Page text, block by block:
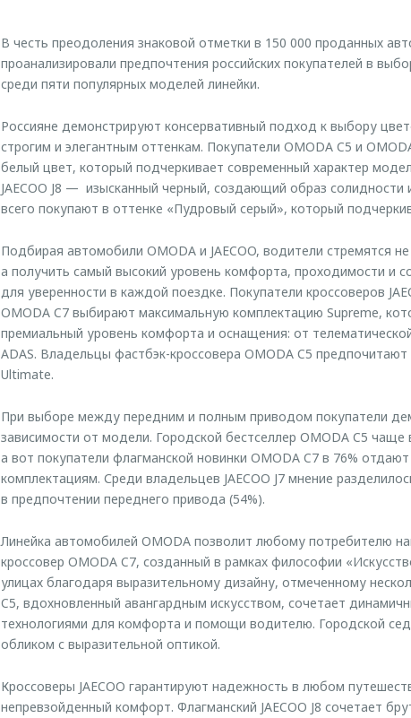
В честь преодоления знаковой отметки в 150 000 проданных
проанализировали предпочтения российских покупателей в
среди пяти популярных моделей линейки.
Россияне демонстрируют консервативный подход к выбору
строгим и элегантным оттенкам. Покупатели OMODA C5 и
белый цвет, который подчеркивает современный характер
JAECOO J8 — изысканный черный, создающий образ солидности
всего покупают в оттенке «Пудровый серый», который
Подбирая автомобили OMODA и JAECOO, водители стремятся
а получить самый высокий уровень комфорта, проходимости и
для уверенности в каждой поездке. Покупатели кроссоверов
OMODA C7 выбирают максимальную комплектацию Supreme,
премиальный уровень комфорта и оснащения: от
ADAS. Владельцы фастбэк-кроссовера OMODA C5
Ultimate.
При выборе между передним и полным приводом покупатели
зависимости от модели. Городской бестселлер OMODA C5
а вот покупатели флагманской новинки OMODA C7 в 76%
комплектациям. Среди владельцев JAECOO J7 мнение
в предпочтении переднего привода (54%).
Линейка автомобилей OMODA позволит любому потребителю
кроссовер OMODA C7, созданный в рамках философии
улицах благодаря выразительному дизайну, отмеченному
C5, вдохновленный авангардным искусством, сочетает
технологиями для комфорта и помощи водителю. Городской
обликом с выразительной оптикой.
Кроссоверы JAECOO гарантируют надежность в любом
непревзойденный комфорт. Флагманский JAECOO J8 сочетает